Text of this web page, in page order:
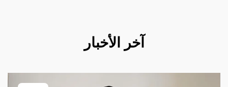
آخر الأخبار